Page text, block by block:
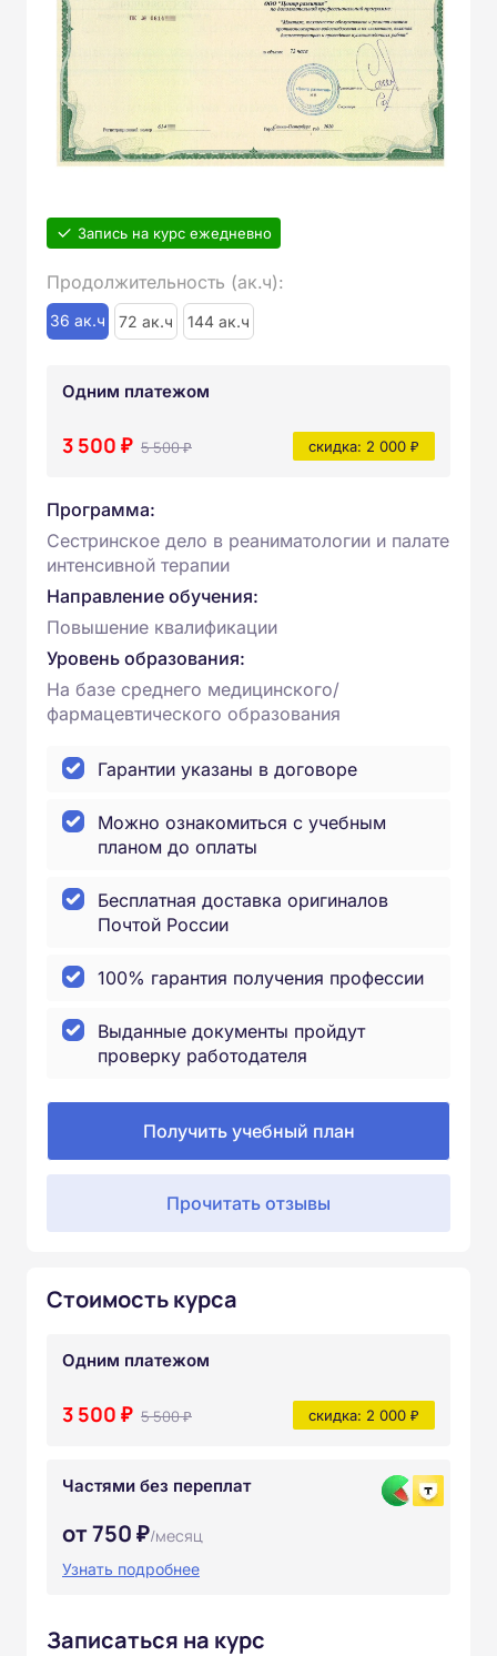
Запись на курс ежедневно
Продолжительность (ак.ч):
36 ак.ч 72 ак.ч 144 ак.ч
Одним платежом
3 500 ₽ 5 500 ₽ скидка: 2 000 ₽
Программа:
Сестринское дело в реаниматологии и палате
интенсивной терапии
Направление обучения:
Повышение квалификации
Уровень образования:
На базе среднего медицинского/
фармацевтического образования
Гарантии указаны в договоре
Можно ознакомиться с учебным
планом до оплаты
Бесплатная доставка оригиналов
Почтой России
100% гарантия получения профессии
Выданные документы пройдут
проверку работодателя
Получить учебный план
Прочитать отзывы
Стоимость курса
Одним платежом
3 500 ₽ 5 500 ₽ скидка: 2 000 ₽
Частями без переплат
от 750 ₽/месяц
Узнать подробнее
Записаться на курс